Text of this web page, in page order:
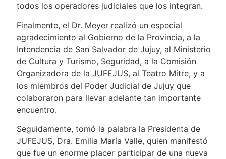
todos los operadores judiciales que los integran.
Finalmente, el Dr. Meyer realizó un especial
agradecimiento al Gobierno de la Provincia, a la
Intendencia de San Salvador de Jujuy, al Ministerio
de Cultura y Turismo, Seguridad, a la Comisión
Organizadora de la JUFEJUS, al Teatro Mitre, y a
los miembros del Poder Judicial de Jujuy que
colaboraron para llevar adelante tan importante
encuentro.
Seguidamente, tomó la palabra la Presidenta de
JUFEJUS, Dra. Emilia María Valle, quien manifestó
que fue un enorme placer participar de una nueva